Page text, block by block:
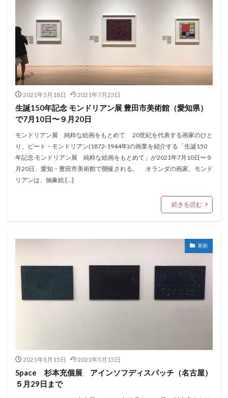
2021年5月18日 2021年7月23日
生誕150年記念 モンドリアン展 豊田市美術館（愛知県）
で7月10日〜９月20日
モンドリアン展 純粋な絵画をもとめて 20世紀を代表する画家のひと
り、ピート・モンドリアン(1872-1944年)の画業を紹介する「生誕150
年記念 モンドリアン展 純粋な絵画をもとめて」が2021年7月10日〜９
月20日、愛知・豊田市美術館で開催される。 オランダの画家、モンド
リアンは、抽象絵 […]
続きを読む
美術
2021年5月15日 2021年5月15日
Space 杉本充個展 アインソフディスパッチ（名古屋）
５月29日まで